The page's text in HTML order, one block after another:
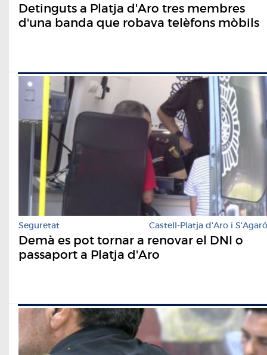
Detinguts a Platja d'Aro tres membres
d'una banda que robava telèfons mòbils
Seguretat Castell-Platja d'Aro i S'Agaró
Demà es pot tornar a renovar el DNI o
passaport a Platja d'Aro